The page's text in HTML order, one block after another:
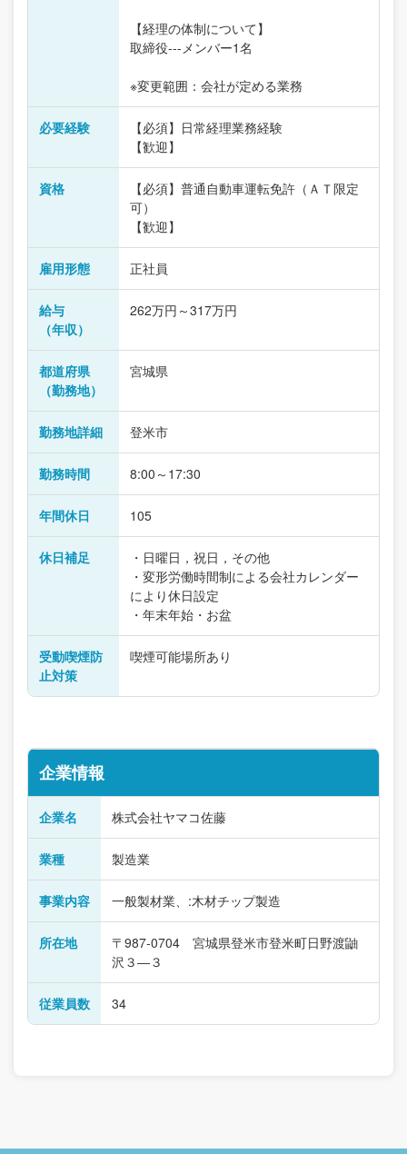
【経理の体制について】
取締役---メンバー1名
※変更範囲：会社が定める業務
必要経験
【必須】日常経理業務経験
【歓迎】
資格
【必須】普通自動車運転免許（ＡＴ限定
可）
【歓迎】
雇用形態 正社員
給与
（年収）
262万円～317万円
都道府県
（勤務地）
宮城県
勤務地詳細 登米市
勤務時間 8:00～17:30
年間休日 105
休日補足
・日曜日，祝日，その他
・変形労働時間制による会社カレンダー
により休日設定
・年末年始・お盆
受動喫煙防
止対策
喫煙可能場所あり
企業情報
企業名 株式会社ヤマコ佐藤
業種 製造業
事業内容 一般製材業、:木材チップ製造
所在地
〒987-0704 宮城県登米市登米町日野渡鼬
沢３―３
従業員数 34